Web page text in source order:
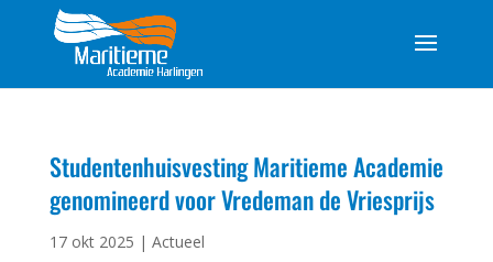
Studentenhuisvesting Maritieme Academie
genomineerd voor Vredeman de Vriesprijs
17 okt 2025 | Actueel